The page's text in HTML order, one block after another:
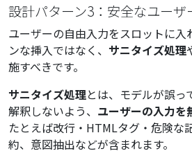
設計パターン3：安全なユーザ
ユーザーの自由入力をスロットに入
ンな挿入ではなく、 サニタイズ処理
施すべきです。
サニタイズ処理とは、モデルが誤っ
解釈しないよう、 ユーザーの入力を
たとえば改行・HTMLタグ・危険な
約、意図抽出などが含まれます。